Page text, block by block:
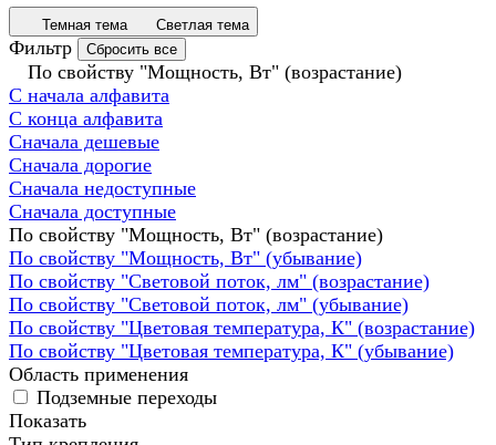
Темная тема Светлая тема
Фильтр Сбросить все
По свойству "Мощность, Вт" (возрастание)
С начала алфавита
С конца алфавита
Сначала дешевые
Сначала дорогие
Сначала недоступные
Сначала доступные
По свойству "Мощность, Вт" (возрастание)
По свойству "Мощность, Вт" (убывание)
По свойству "Световой поток, лм" (возрастание)
По свойству "Световой поток, лм" (убывание)
По свойству "Цветовая температура, К" (возрастание)
По свойству "Цветовая температура, К" (убывание)
Область применения
Подземные переходы
Показать